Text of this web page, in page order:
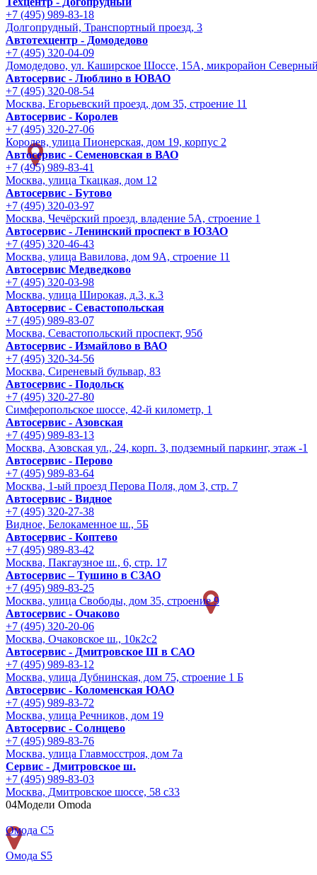
+7 (495) 989-83-18
Долгопрудный, Транспортный проезд, 3
Автотехцентр - Домодедово
+7 (495) 320-04-09
Домодедово, ул. Каширское Шоссе, 15А, микрорайон
Автосервис - Люблино в ЮВАО
+7 (495) 320-08-54
Москва, Егорьевский проезд, дом 35, строение 11
Автосервис - Королев
+7 (495) 320-27-06
Королев, улица Пионерская, дом 19, корпус 2
Автосервис - Семеновская в ВАО
+7 (495) 989-83-41
Москва, улица Ткацкая, дом 12
Автосервис - Бутово
+7 (495) 320-03-97
Москва, Чечёрский проезд, владение 5А, строение 1
Автосервис - Ленинский проспект в ЮЗАО
+7 (495) 320-46-43
Москва, улица Вавилова, дом 9A, строение 11
Автосервис Медведково
+7 (495) 320-03-98
Москва, улица Широкая, д.3, к.3
Автосервис - Cевастопольская
+7 (495) 989-83-07
Москва, Севастопольский проспект, 95б
Автосервис - Измайлово в ВАО
+7 (495) 320-34-56
Москва, Сиреневый бульвар, 83
Автосервис - Подольск
+7 (495) 320-27-80
Симферопольское шоссе, 42-й километр, 1
Автосервис - Азовская
+7 (495) 989-83-13
Москва, Азовская ул., 24, корп. 3, подземный паркинг, этаж -1
Автосервис - Перово
+7 (495) 989-83-64
Москва, 1-ый проезд Перова Поля, дом 3, стр. 7
Автосервис - Видное
+7 (495) 320-27-38
Видное, Белокаменное ш., 5Б
Автосервис - Коптево
+7 (495) 989-83-42
Москва, Пакгаузное ш., 6, стр. 17
Автосервис – Тушино в СЗАО
+7 (495) 989-83-25
Москва, улица Свободы, дом 35, строение 9
Автосервис - Очаково
+7 (495) 320-20-06
Москва, Очаковское ш., 10к2с2
Автосервис - Дмитровское Ш в САО
+7 (495) 989-83-12
Москва, улица Дубнинская, дом 75, строение 1 Б
Автосервис - Коломенская ЮАО
+7 (495) 989-83-72
Москва, улица Речников, дом 19
Автосервис - Солнцево
+7 (495) 989-83-76
Москва, улица Главмосстроя, дом 7а
Сервис - Дмитровское ш.
+7 (495) 989-83-03
Москва, Дмитровское шоссе, 58 с33
04Модели Omoda
Омода С5
Омода S5